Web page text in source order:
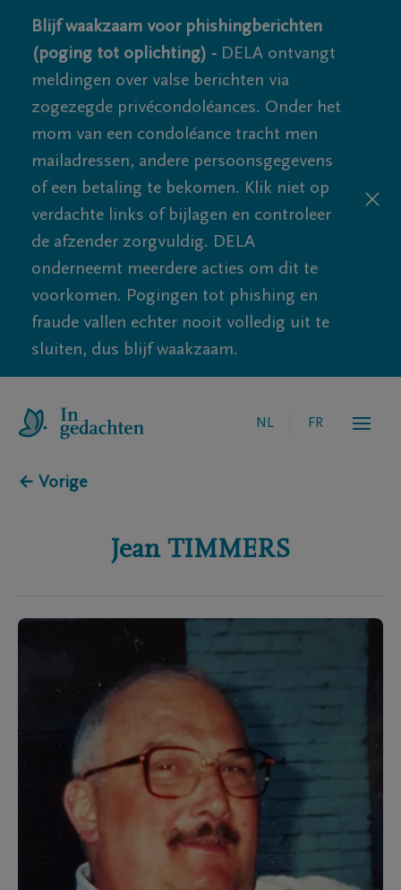
Blijf waakzaam voor phishingberichten
(poging tot oplichting) - DELA ontvangt
meldingen over valse berichten via
zogezegde privécondoléances. Onder het
mom van een condoléance tracht men
mailadressen, andere persoonsgegevens
of een betaling te bekomen. Klik niet op
verdachte links of bijlagen en controleer
de afzender zorgvuldig. DELA
onderneemt meerdere acties om dit te
voorkomen. Pogingen tot phishing en
fraude vallen echter nooit volledig uit te
sluiten, dus blijf waakzaam.
NL FR
← Vorige
Jean TIMMERS